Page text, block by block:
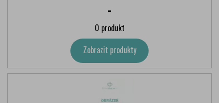
-
0 produkt
Zobrazit produkty